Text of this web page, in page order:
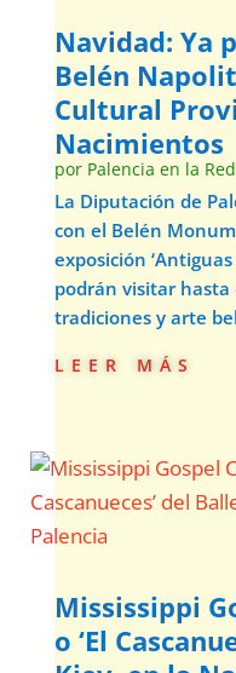
Navidad: Ya
Belén
Cultural
Nacimientos
por Palencia en la Red
La Diputación de
con el Belén
exposición
podrán visitar hasta
tradiciones y arte
leer más
Mississippi
o ‘El